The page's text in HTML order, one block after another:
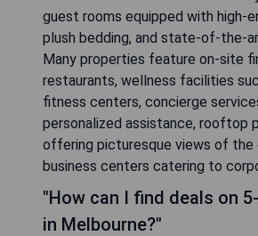
guest rooms equipped with high-
plush bedding, and state-of-the-
Many properties feature on-site
restaurants, wellness facilities
fitness centers, concierge
personalized assistance, rooftop
offering picturesque views of the
business centers catering to
"How can I find deals on
in Melbourne?"